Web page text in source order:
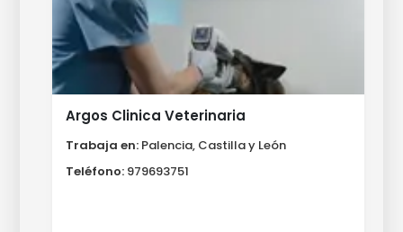
Argos Clinica Veterinaria
Trabaja en: Palencia, Castilla y León
Teléfono: 979693751